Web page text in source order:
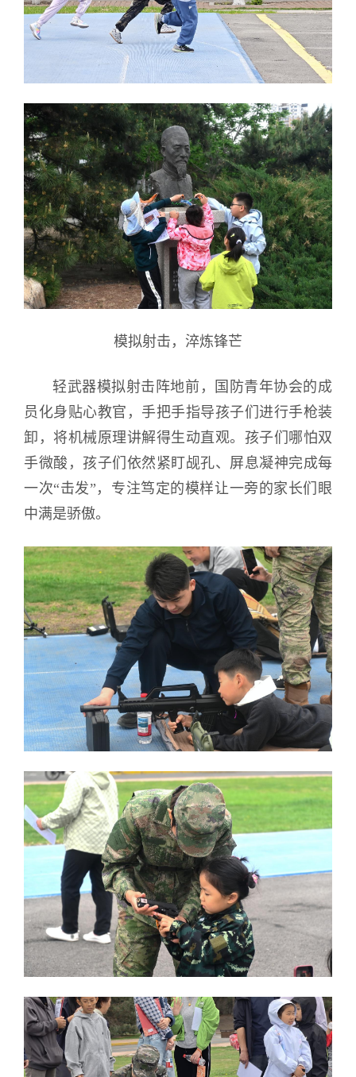
模拟射击，淬炼锋芒
轻武器模拟射击阵地前，国防青年协会的成
员化身贴心教官，手把手指导孩子们进行手枪装
卸，将机械原理讲解得生动直观。孩子们哪怕双
手微酸，孩子们依然紧盯觇孔、屏息凝神完成每
一次“击发”，专注笃定的模样让一旁的家长们眼
中满是骄傲。